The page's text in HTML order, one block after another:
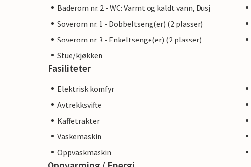
Baderom nr. 2 - WC: Varmt og kaldt vann, Dusj
Soverom nr. 1 - Dobbeltseng(er) (2 plasser)
Soverom nr. 3 - Enkeltsenge(er) (2 plasser)
Stue/kjøkken
Fasiliteter
Elektrisk komfyr
Avtrekksvifte
Kaffetrakter
Vaskemaskin
Oppvaskmaskin
Oppvarming / Energi